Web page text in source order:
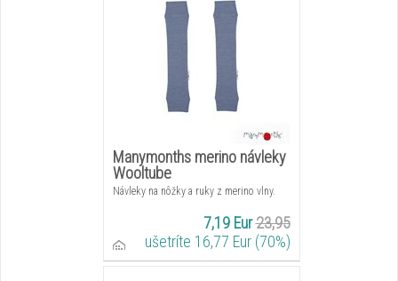
Manymonths merino návleky
Wooltube
Návleky na nôžky a ruky z merino vlny.
7,19 Eur23,95
ušetríte 16,77 Eur (70%)